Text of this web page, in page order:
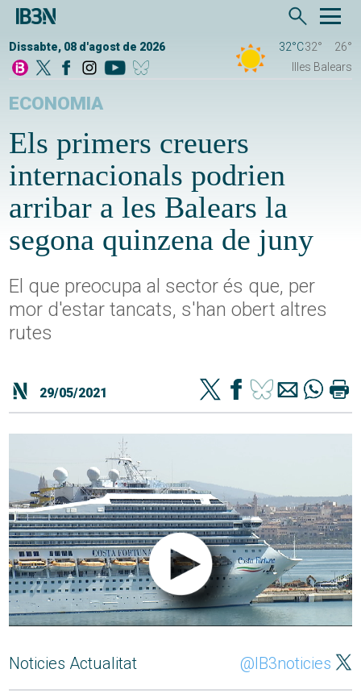
Dissabte, 08 d'agost de 2026 32°C32°
26°
Illes Balears
ECONOMIA
Els primers creuers
internacionals podrien
arribar a les Balears la
segona quinzena de juny
El que preocupa al sector és que, per
mor d'estar tancats, s'han obert altres
rutes
29/05/2021
Noticies Actualitat @IB3noticies